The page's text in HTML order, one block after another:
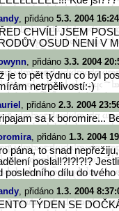
, přidáno 5.3. 2004
CHVÍLÍ JSEM
OSUD NENÍ V
, přidáno 3.3. 2004
je to pět týdnu co byl
netrpělivostí:-)
, přidáno 2.3. 2004
sa k boromire...
, přidáno 1.3. 2004
pána, to snad
poslal!?!?!?!?
posledního dílu do
, přidáno 1.3. 2004
TÝDEN SE